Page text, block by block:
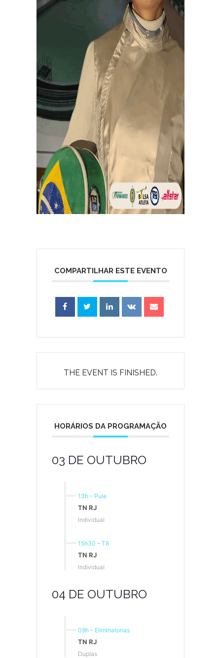
COMPARTILHAR ESTE EVENTO
THE EVENT IS FINISHED.
HORÁRIOS DA PROGRAMAÇÃO
03 DE OUTUBRO
13h - Pule
TN RJ
Individual
15h30 - T8
TN RJ
Individual
04 DE OUTUBRO
09h - Eliminatorias
TN RJ
Duplas